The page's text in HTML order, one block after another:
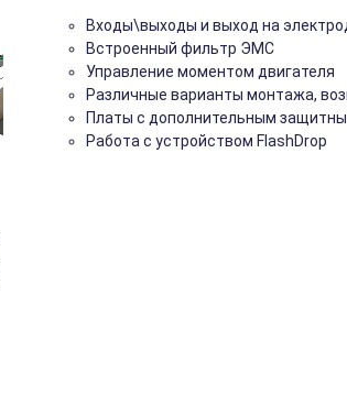
Входы\выходы и выход на
Встроенный фильтр ЭМС
Управление моментом двигателя
Различные варианты монтажа,
Платы с дополнительным
Работа с устройством FlashDrop